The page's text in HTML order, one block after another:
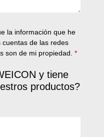
la información que he
de las redes
son de mi propiedad. *
y tiene
productos?